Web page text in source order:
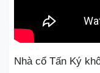
Nhà cổ Tấn Ký